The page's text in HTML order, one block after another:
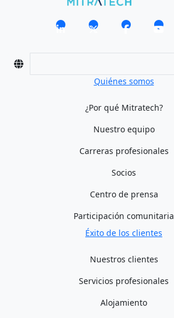
Quiénes somos
¿Por qué Mitratech?
Nuestro equipo
Carreras profesionales
Socios
Centro de prensa
Participación comunitaria
Éxito de los clientes
Nuestros clientes
Servicios profesionales
Alojamiento